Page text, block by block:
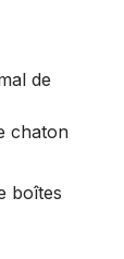
de
chaton
boîtes